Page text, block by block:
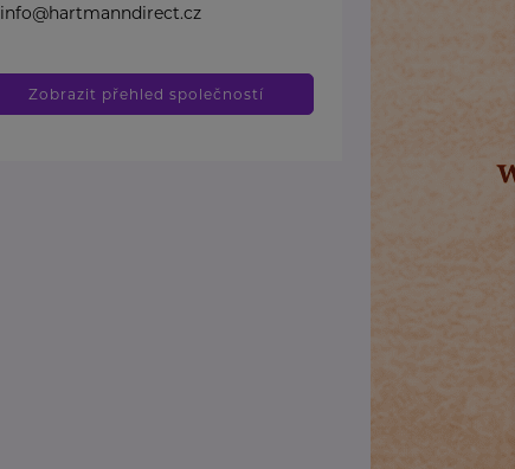
info@hartmanndirect.cz
Zobrazit přehled společností